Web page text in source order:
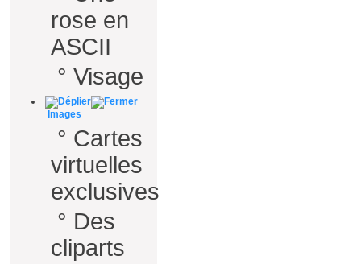
rose en
ASCII
° Visage
Images
° Cartes
virtuelles
exclusives
° Des
cliparts